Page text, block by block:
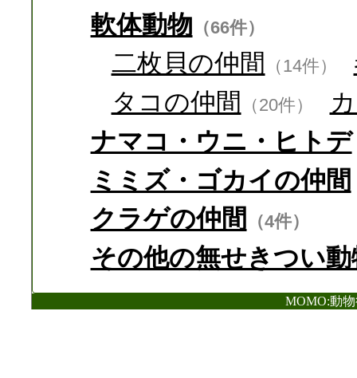
軟体動物 （66件）
二枚貝の仲間 （14件）
タコの仲間
（20件）
ナマコ・ウニ・ヒトデ
ミミズ・ゴカイの仲間
クラゲの仲間 （4件）
その他の無せきつい動
MOMO:動